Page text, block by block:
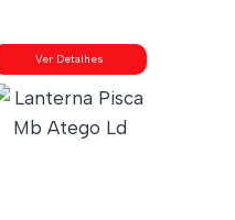
Ver Detalhes